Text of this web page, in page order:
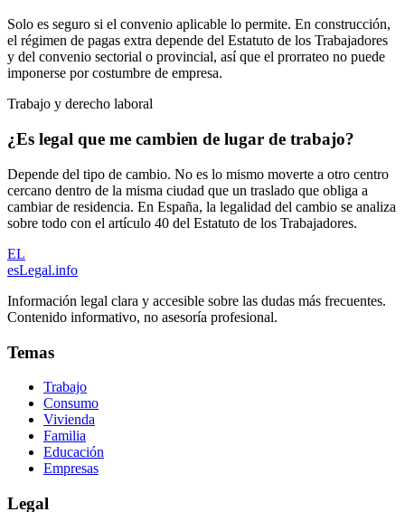
Solo es seguro si el convenio aplicable lo permite. En construcción,
el régimen de pagas extra depende del Estatuto de los Trabajadores
y del convenio sectorial o provincial, así que el prorrateo no puede
imponerse por costumbre de empresa.
Trabajo y derecho laboral
¿Es legal que me cambien de lugar de trabajo?
Depende del tipo de cambio. No es lo mismo moverte a otro centro
cercano dentro de la misma ciudad que un traslado que obliga a
cambiar de residencia. En España, la legalidad del cambio se analiza
sobre todo con el artículo 40 del Estatuto de los Trabajadores.
EL
esLegal.info
Información legal clara y accesible sobre las dudas más frecuentes.
Contenido informativo, no asesoría profesional.
Temas
Trabajo
Consumo
Vivienda
Familia
Educación
Empresas
Legal